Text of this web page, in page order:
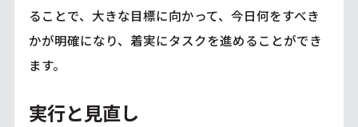
ることで、大きな目標に向かって、今日何をすべき
かが明確になり、着実にタスクを進めることができ
ます。
実行と見直し